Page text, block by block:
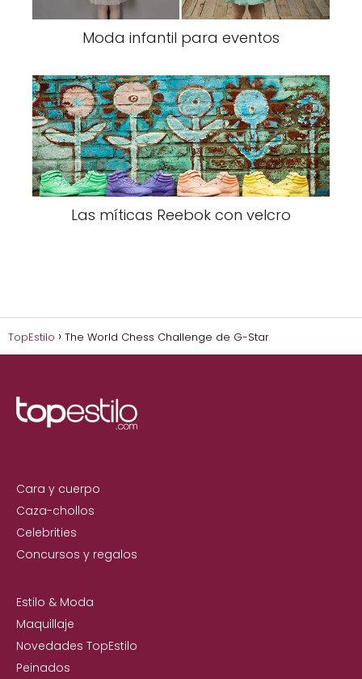
Moda infantil para eventos
Las míticas Reebok con velcro
TopEstilo The World Chess Challenge de G-Star
Cara y cuerpo
Caza-chollos
Celebrities
Concursos y regalos
Estilo & Moda
Maquillaje
Novedades TopEstilo
Peinados